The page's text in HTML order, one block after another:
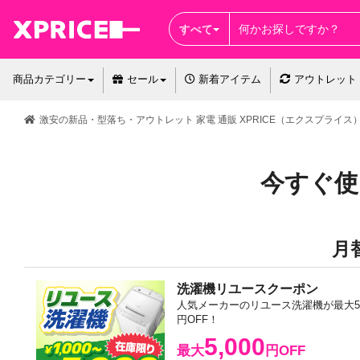
すべて
商品カテゴリー セール 新着アイテム アウトレット
激安の新品・型落ち・アウトレット 家電 通販 XPRICE（エクスプライス
今すぐ
月
洗濯機リユースクーポン
人気メーカーのリユース洗濯機が最大
円OFF！
最大5,000 円OFF